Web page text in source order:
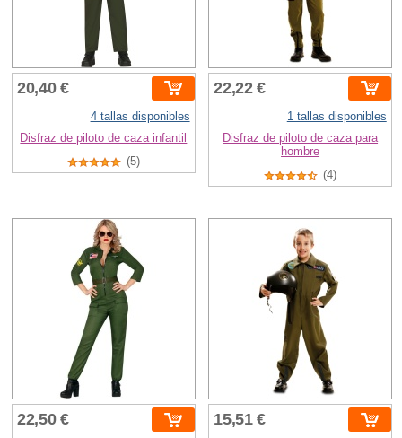
20,40 €
4 tallas disponibles
Disfraz de piloto de caza infantil
(5)
22,22 €
1 tallas disponibles
Disfraz de piloto de caza para
hombre
(4)
22,50 € 15,51 €